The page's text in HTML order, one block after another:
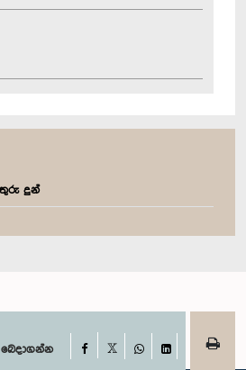
දුන්
Facebook
WhatsAppLinkedIn